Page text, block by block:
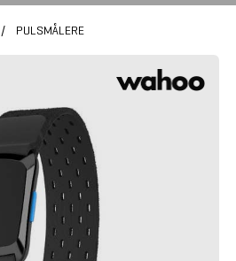
/ PULSMÅLERE